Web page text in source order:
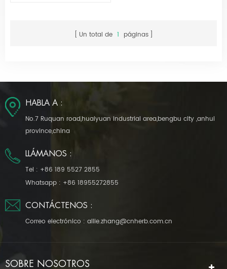
Un total de 1 páginas
HABLA A :
No.7 Ruquan road,huaiyuan industrial area,bengbu city ,anhui
province,china
LLÁMANOS :
Tel : +86 189 5527 2855
Whatsapp : +86 18955272855
CONTÁCTENOS :
Correo electrónico : allie.zhang@cnherb.com.cn
SOBRE NOSOTROS